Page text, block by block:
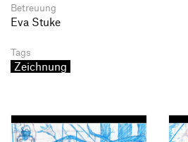
Betreuung
Eva Stuke
Tags
Zeichnung